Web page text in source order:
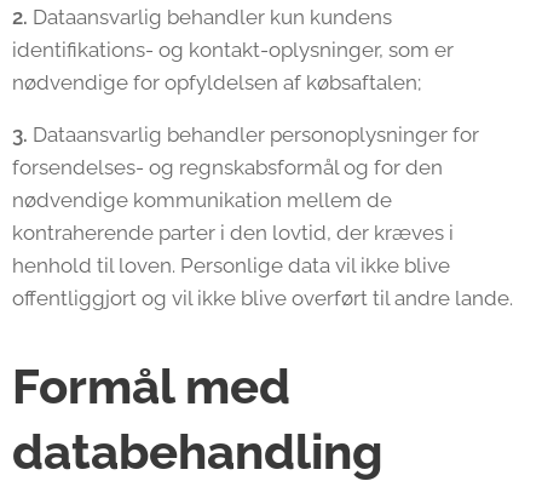
2. Dataansvarlig behandler kun kundens
identifikations- og kontakt-oplysninger, som er
nødvendige for opfyldelsen af købsaftalen;
3. Dataansvarlig behandler personoplysninger for
forsendelses- og regnskabsformål og for den
nødvendige kommunikation mellem de
kontraherende parter i den lovtid, der kræves i
henhold til loven. Personlige data vil ikke blive
offentliggjort og vil ikke blive overført til andre lande.
Formål med
databehandling